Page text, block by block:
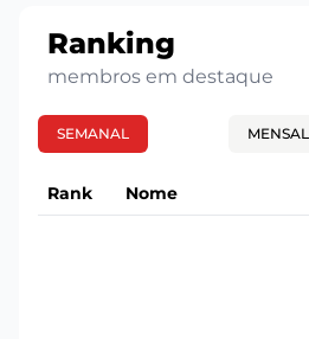
Ranking
membros em destaque
SEMANAL MENSAL
Rank Nome